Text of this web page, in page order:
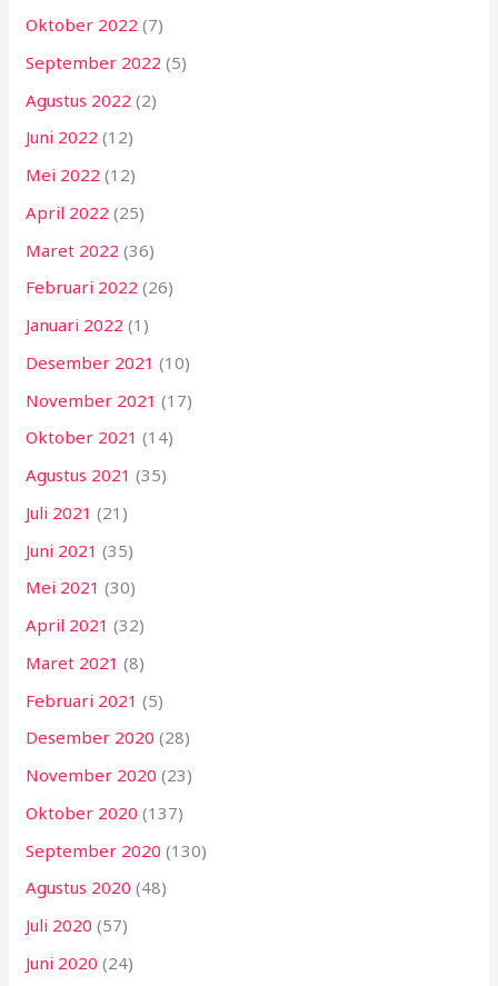
Oktober 2022 (7)
September 2022 (5)
Agustus 2022 (2)
Juni 2022 (12)
Mei 2022 (12)
April 2022 (25)
Maret 2022 (36)
Februari 2022 (26)
Januari 2022 (1)
Desember 2021 (10)
November 2021 (17)
Oktober 2021 (14)
Agustus 2021 (35)
Juli 2021 (21)
Juni 2021 (35)
Mei 2021 (30)
April 2021 (32)
Maret 2021 (8)
Februari 2021 (5)
Desember 2020 (28)
November 2020 (23)
Oktober 2020 (137)
September 2020 (130)
Agustus 2020 (48)
Juli 2020 (57)
Juni 2020 (24)